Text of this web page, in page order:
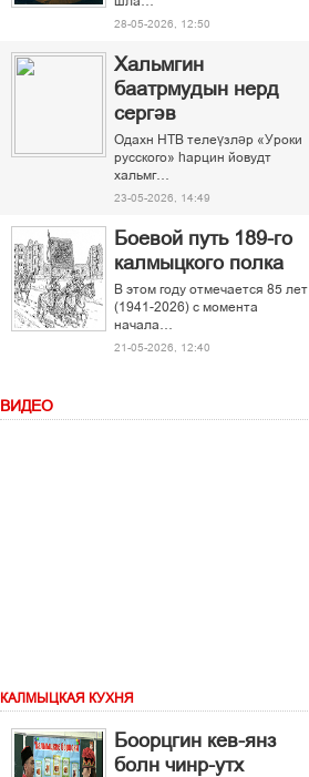
28-05-2026, 12:50
Хальмгин
баатрмудын нерд
сергәв
Одахн НТВ телеүзләр «Уроки
русского» һарцин йовудт
хальмг…
23-05-2026, 14:49
Боевой путь 189-го
калмыцкого полка
В этом году отмечается 85 лет
(1941-2026) с момента
начала…
21-05-2026, 12:40
ВИДЕО
КАЛМЫЦКАЯ КУХНЯ
Боорцгин кев-янз
болн чинр-утх